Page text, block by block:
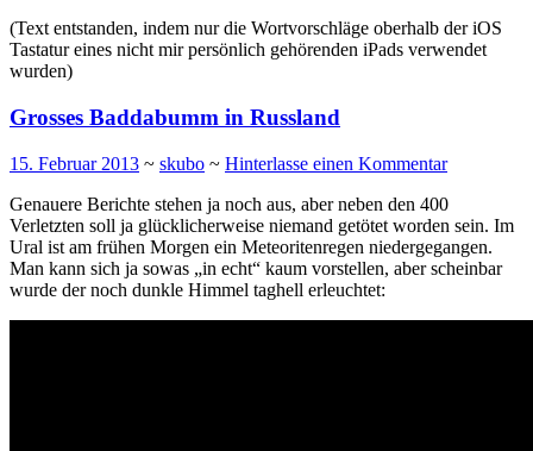
(Text entstanden, indem nur die Wortvorschläge oberhalb der iOS
Tastatur eines nicht mir persönlich gehörenden iPads verwendet
wurden)
Grosses Baddabumm in Russland
15. Februar 2013 ~ skubo ~ Hinterlasse einen Kommentar
Genauere Berichte stehen ja noch aus, aber neben den 400
Verletzten soll ja glücklicherweise niemand getötet worden sein. Im
Ural ist am frühen Morgen ein Meteoritenregen niedergegangen.
Man kann sich ja sowas „in echt“ kaum vorstellen, aber scheinbar
wurde der noch dunkle Himmel taghell erleuchtet: